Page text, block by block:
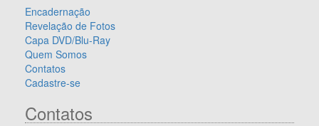
Encadernação
Revelação de Fotos
Capa DVD/Blu-Ray
Quem Somos
Contatos
Cadastre-se
Contatos